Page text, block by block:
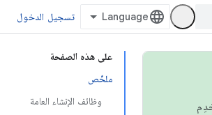
تسجيل الدخول
على هذه الصفحة
ملخّص
وظائف الإنشاء العامة